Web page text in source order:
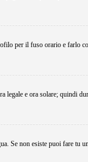
per il fuso orario e farlo
e ora solare; quindi
Se non esiste puoi fare tu